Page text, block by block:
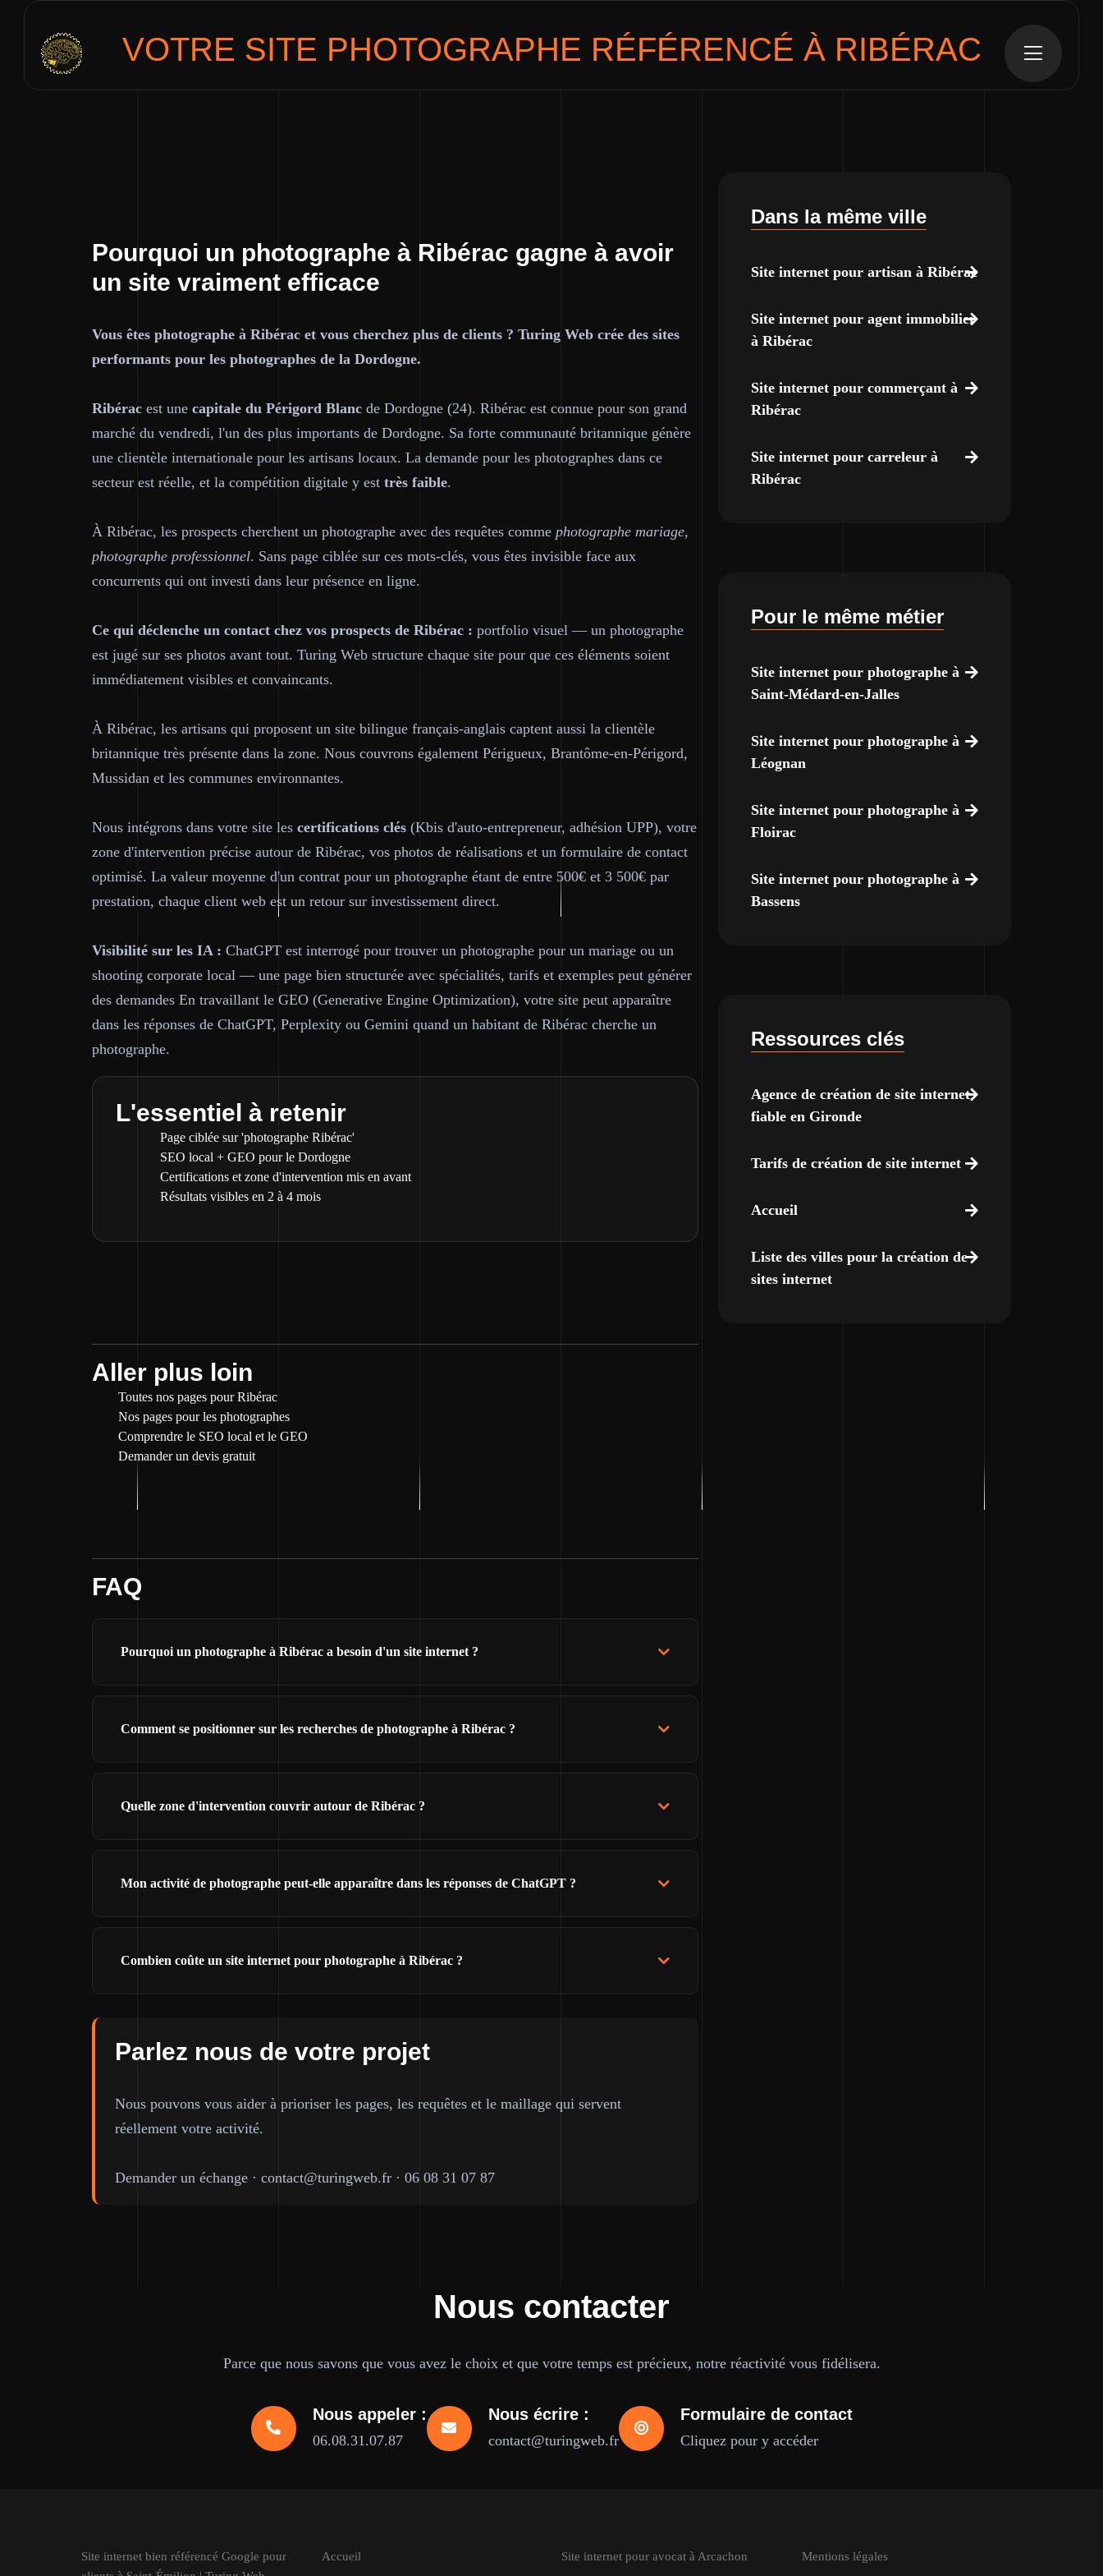
VOTRE SITE PHOTOGRAPHE RÉFÉRENCÉ À RIBÉRAC
Pourquoi un photographe à Ribérac gagne à avoir
un site vraiment efficace
Vous êtes photographe à Ribérac et vous cherchez plus de clients ? Turing Web crée des sites
performants pour les photographes de la Dordogne.
Ribérac est une capitale du Périgord Blanc de Dordogne (24). Ribérac est connue pour son grand
marché du vendredi, l'un des plus importants de Dordogne. Sa forte communauté britannique génère
une clientèle internationale pour les artisans locaux. La demande pour les photographes dans ce
secteur est réelle, et la compétition digitale y est très faible.
À Ribérac, les prospects cherchent un photographe avec des requêtes comme photographe mariage,
photographe professionnel. Sans page ciblée sur ces mots-clés, vous êtes invisible face aux
concurrents qui ont investi dans leur présence en ligne.
Ce qui déclenche un contact chez vos prospects de Ribérac : portfolio visuel — un photographe
est jugé sur ses photos avant tout. Turing Web structure chaque site pour que ces éléments soient
immédiatement visibles et convaincants.
À Ribérac, les artisans qui proposent un site bilingue français-anglais captent aussi la clientèle
britannique très présente dans la zone. Nous couvrons également Périgueux, Brantôme-en-Périgord,
Mussidan et les communes environnantes.
Nous intégrons dans votre site les certifications clés (Kbis d'auto-entrepreneur, adhésion UPP), votre
zone d'intervention précise autour de Ribérac, vos photos de réalisations et un formulaire de contact
optimisé. La valeur moyenne d'un contrat pour un photographe étant de entre 500€ et 3 500€ par
prestation, chaque client web est un retour sur investissement direct.
Visibilité sur les IA : ChatGPT est interrogé pour trouver un photographe pour un mariage ou un
shooting corporate local — une page bien structurée avec spécialités, tarifs et exemples peut générer
des demandes En travaillant le GEO (Generative Engine Optimization), votre site peut apparaître
dans les réponses de ChatGPT, Perplexity ou Gemini quand un habitant de Ribérac cherche un
photographe.
L'essentiel à retenir
Page ciblée sur 'photographe Ribérac'
SEO local + GEO pour le Dordogne
Certifications et zone d'intervention mis en avant
Résultats visibles en 2 à 4 mois
Aller plus loin
Toutes nos pages pour Ribérac
Nos pages pour les photographes
Comprendre le SEO local et le GEO
Demander un devis gratuit
FAQ
Pourquoi un photographe à Ribérac a besoin d'un site internet ?
Comment se positionner sur les recherches de photographe à Ribérac ?
Quelle zone d'intervention couvrir autour de Ribérac ?
Mon activité de photographe peut-elle apparaître dans les réponses de ChatGPT ?
Combien coûte un site internet pour photographe à Ribérac ?
Parlez nous de votre projet
Nous pouvons vous aider à prioriser les pages, les requêtes et le maillage qui servent
réellement votre activité.
Demander un échange · contact@turingweb.fr · 06 08 31 07 87
Dans la même ville
Site internet pour artisan à Ribérac
Site internet pour agent immobilier
à Ribérac
Site internet pour commerçant à
Ribérac
Site internet pour carreleur à
Ribérac
Pour le même métier
Site internet pour photographe à
Saint-Médard-en-Jalles
Site internet pour photographe à
Léognan
Site internet pour photographe à
Floirac
Site internet pour photographe à
Bassens
Ressources clés
Agence de création de site internet
fiable en Gironde
Tarifs de création de site internet
Accueil
Liste des villes pour la création de
sites internet
Nous contacter
Parce que nous savons que vous avez le choix et que votre temps est précieux, notre réactivité vous fidélisera.
Nous appeler :
06.08.31.07.87
Nous écrire :
contact@turingweb.fr
Formulaire de contact
Cliquez pour y accéder
Site internet bien référencé Google pour
Accueil Site internet pour avocat à Arcachon Mentions légales